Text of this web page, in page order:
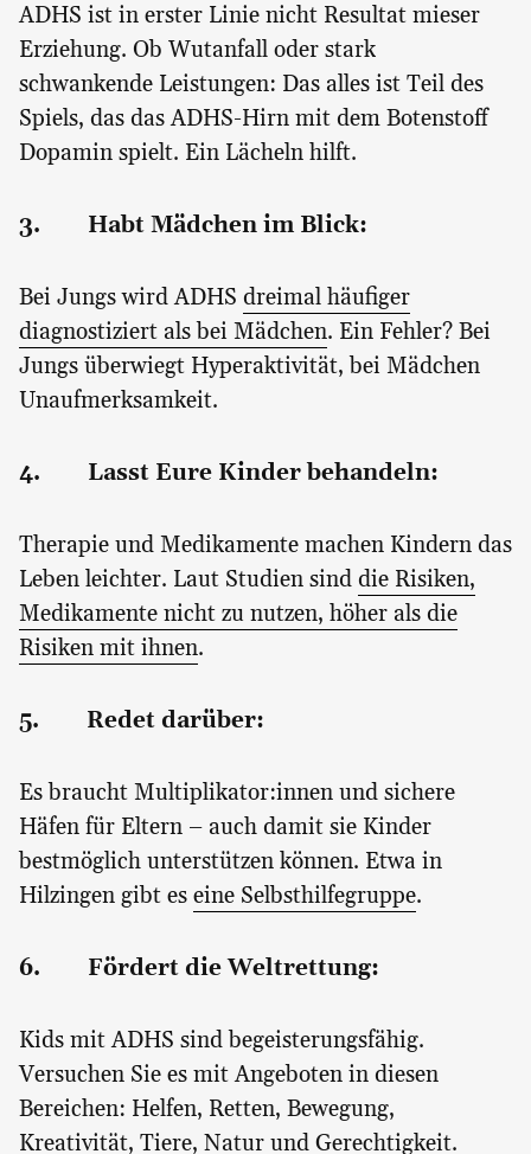
ADHS ist in erster Linie nicht Resultat mieser
Erziehung. Ob Wutanfall oder stark
schwankende Leistungen: Das alles ist Teil des
Spiels, das das ADHS-Hirn mit dem Botenstoff
Dopamin spielt. Ein Lächeln hilft.
3. Habt Mädchen im Blick:
Bei Jungs wird ADHS dreimal häufiger
diagnostiziert als bei Mädchen. Ein Fehler? Bei
Jungs überwiegt Hyperaktivität, bei Mädchen
Unaufmerksamkeit.
4. Lasst Eure Kinder behandeln:
Therapie und Medikamente machen Kindern das
Leben leichter. Laut Studien sind die Risiken,
Medikamente nicht zu nutzen, höher als die
Risiken mit ihnen.
5. Redet darüber:
Es braucht Multiplikator:innen und sichere
Häfen für Eltern – auch damit sie Kinder
bestmöglich unterstützen können. Etwa in
Hilzingen gibt es eine Selbsthilfegruppe.
6. Fördert die Weltrettung:
Kids mit ADHS sind begeisterungsfähig.
Versuchen Sie es mit Angeboten in diesen
Bereichen: Helfen, Retten, Bewegung,
Kreativität, Tiere, Natur und Gerechtigkeit.